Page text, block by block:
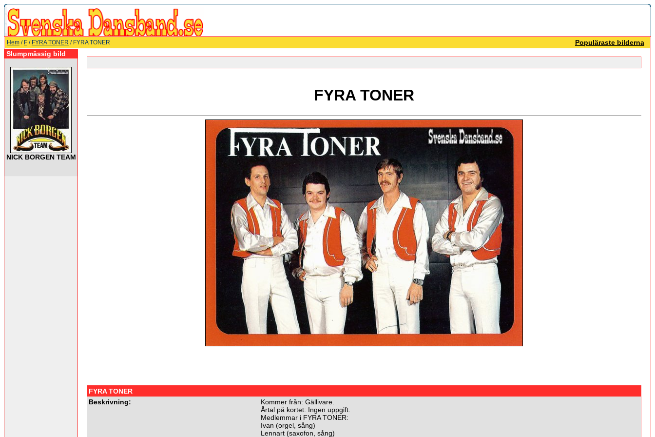
Hem / F / FYRA TONER / FYRA TONER
Populäraste bilderna
Slumpmässig bild
NICK BORGEN TEAM
FYRA TONER
FYRA TONER
Beskrivning:
Kommer från: Gällivare.
Årtal på kortet: Ingen uppgift.
Medlemmar i FYRA TONER:
Ivan (orgel, sång)
Lennart (saxofon, sång)